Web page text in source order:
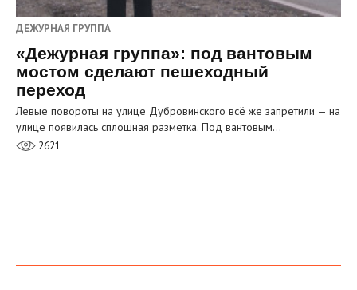
ДЕЖУРНАЯ ГРУППА
«Дежурная группа»: под вантовым
мостом сделают пешеходный
переход
Левые повороты на улице Дубровинского всё же запретили — на
улице появилась сплошная разметка. Под вантовым…
2621